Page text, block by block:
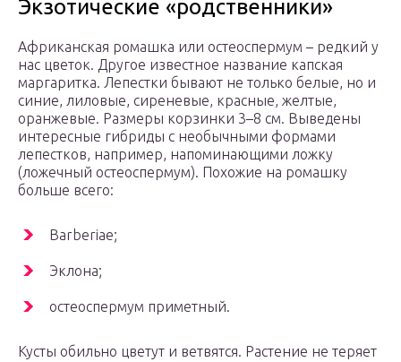
Экзотические «родственники»
Африканская ромашка или остеоспермум – редкий у
нас цветок. Другое известное название капская
маргаритка. Лепестки бывают не только белые, но и
синие, лиловые, сиреневые, красные, желтые,
оранжевые. Размеры корзинки 3–8 см. Выведены
интересные гибриды с необычными формами
лепестков, например, напоминающими ложку
(ложечный остеоспермум). Похожие на ромашку
больше всего:
Barberiae;
Эклона;
остеоспермум приметный.
Кусты обильно цветут и ветвятся. Растение не теряет